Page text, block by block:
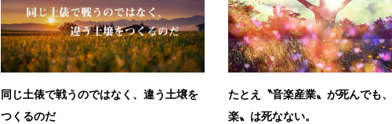
同じ土俵で戦うのではなく、違う土壌を
つくるのだ
たとえ〝音楽産業〟が死んでも
楽〟は死なない。